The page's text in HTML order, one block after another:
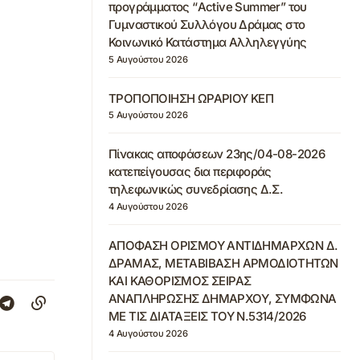
προγράμματος “Active Summer” του
Γυμναστικού Συλλόγου Δράμας στο
Κοινωνικό Κατάστημα Αλληλεγγύης
5 Αυγούστου 2026
ΤΡΟΠΟΠΟΙΗΣΗ ΩΡΑΡΙΟΥ ΚΕΠ
5 Αυγούστου 2026
Πίνακας αποφάσεων 23ης/04-08-2026
κατεπείγουσας δια περιφοράς
τηλεφωνικώς συνεδρίασης Δ.Σ.
4 Αυγούστου 2026
ΑΠΟΦΑΣΗ ΟΡΙΣΜΟΥ ΑΝΤΙΔΗΜΑΡΧΩΝ Δ.
ΔΡΑΜΑΣ, ΜΕΤΑΒΙΒΑΣΗ ΑΡΜΟΔΙΟΤΗΤΩΝ
ΚΑΙ ΚΑΘΟΡΙΣΜΟΣ ΣΕΙΡΑΣ
ΑΝΑΠΛΗΡΩΣΗΣ ΔΗΜΑΡΧΟΥ, ΣΥΜΦΩΝΑ
ΜΕ ΤΙΣ ΔΙΑΤΑΞΕΙΣ ΤΟΥ Ν.5314/2026
4 Αυγούστου 2026